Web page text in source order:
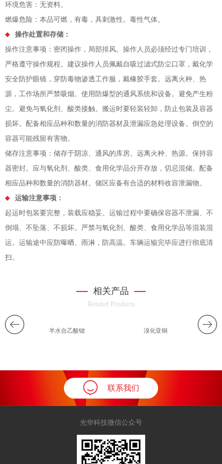
环境危害：无资料。
燃爆危险：本品可燃，有毒，具刺激性。毒性气体。
操作处置和存储：
操作注意事项：密闭操作，局部排风。操作人员必须经过专门培训，
严格遵守操作规程。建议操作人员佩戴自吸过滤式防尘口罩，戴化学
安全防护眼镜，穿防毒物渗透工作服，戴橡胶手套。远离火种、热
源，工作场所严禁吸烟。使用防爆型的通风系统和设备。避免产生粉
尘。避免与氧化剂、酸类接触。搬运时要轻装轻卸，防止包装及容器
损坏。配备相应品种和数量的消防器材及泄漏应急处理设备。倒空的
容器可能残留有害物。
储存注意事项：储存于阴凉、通风的库房。远离火种、热源。保持容
器密封。应与氧化剂、酸类、食用化学品分开存放，切忌混储。配备
相应品种和数量的消防器材。储区应备有合适的材料收容泄漏物。
运输注意事项：
起运时包装要完整，装载应稳妥。运输过程中要确保容器不泄漏、不
倒塌、不坠落、不损坏。严禁与氧化剂、酸类、食用化学品等混装混
运。运输途中应防曝晒、雨淋，防高温。车辆运输完毕应进行彻底清
扫。
相关产品
Related Products
半水合乙酸锶 溴化亚铜
联系我们
光华科技微信公众号